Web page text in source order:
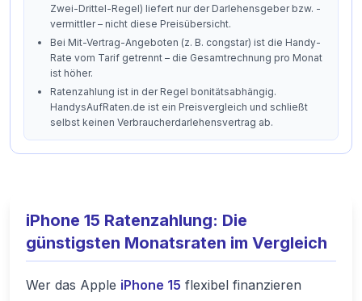
Zwei-Drittel-Regel) liefert nur der Darlehensgeber bzw. -
vermittler – nicht diese Preisübersicht.
Bei Mit-Vertrag-Angeboten (z. B. congstar) ist die Handy-
Rate vom Tarif getrennt – die Gesamtrechnung pro Monat
ist höher.
Ratenzahlung ist in der Regel bonitätsabhängig.
HandysAufRaten.de ist ein Preisvergleich und schließt
selbst keinen Verbraucherdarlehensvertrag ab.
iPhone 15 Ratenzahlung: Die
günstigsten Monatsraten im Vergleich
Wer das Apple iPhone 15 flexibel finanzieren